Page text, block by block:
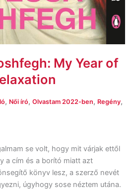
My Year of
, Női író, Olvastam 2022-ben, Regény,
se volt, hogy mit várjak ettől
a cím és a borító miatt azt
könyv lesz, a szerző nevét
úgyhogy sose néztem utána.